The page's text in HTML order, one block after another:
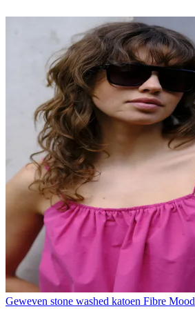
Geweven stone washed katoen Fibre Mood